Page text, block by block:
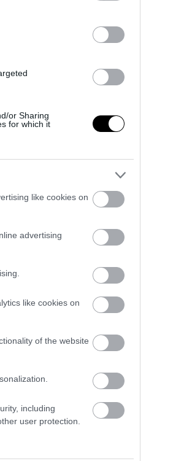
or Sharing
for which it
like cookies on
advertising
like cookies on
of the website
including
user protection.
με τον